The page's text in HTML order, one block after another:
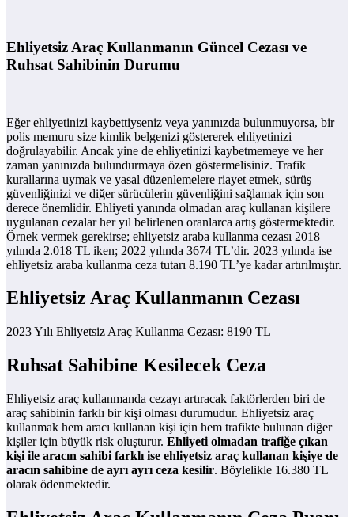
Ehliyetsiz Araç Kullanmanın Güncel Cezası ve
Ruhsat Sahibinin Durumu
Eğer ehliyetinizi kaybettiyseniz veya yanınızda bulunmuyorsa, bir
polis memuru size kimlik belgenizi göstererek ehliyetinizi
doğrulayabilir. Ancak yine de ehliyetinizi kaybetmemeye ve her
zaman yanınızda bulundurmaya özen göstermelisiniz. Trafik
kurallarına uymak ve yasal düzenlemelere riayet etmek, sürüş
güvenliğinizi ve diğer sürücülerin güvenliğini sağlamak için son
derece önemlidir. Ehliyeti yanında olmadan araç kullanan kişilere
uygulanan cezalar her yıl belirlenen oranlarca artış göstermektedir.
Örnek vermek gerekirse; ehliyetsiz araba kullanma cezası 2018
yılında 2.018 TL iken; 2022 yılında 3674 TL’dir. 2023 yılında ise
ehliyetsiz araba kullanma ceza tutarı 8.190 TL’ye kadar artırılmıştır.
Ehliyetsiz Araç Kullanmanın Cezası
2023 Yılı Ehliyetsiz Araç Kullanma Cezası: 8190 TL
Ruhsat Sahibine Kesilecek Ceza
Ehliyetsiz araç kullanmanda cezayı artıracak faktörlerden biri de
araç sahibinin farklı bir kişi olması durumudur. Ehliyetsiz araç
kullanmak hem aracı kullanan kişi için hem trafikte bulunan diğer
kişiler için büyük risk oluşturur. Ehliyeti olmadan trafiğe çıkan
kişi ile aracın sahibi farklı ise ehliyetsiz araç kullanan kişiye de
aracın sahibine de ayrı ayrı ceza kesilir. Böylelikle 16.380 TL
olarak ödenmektedir.